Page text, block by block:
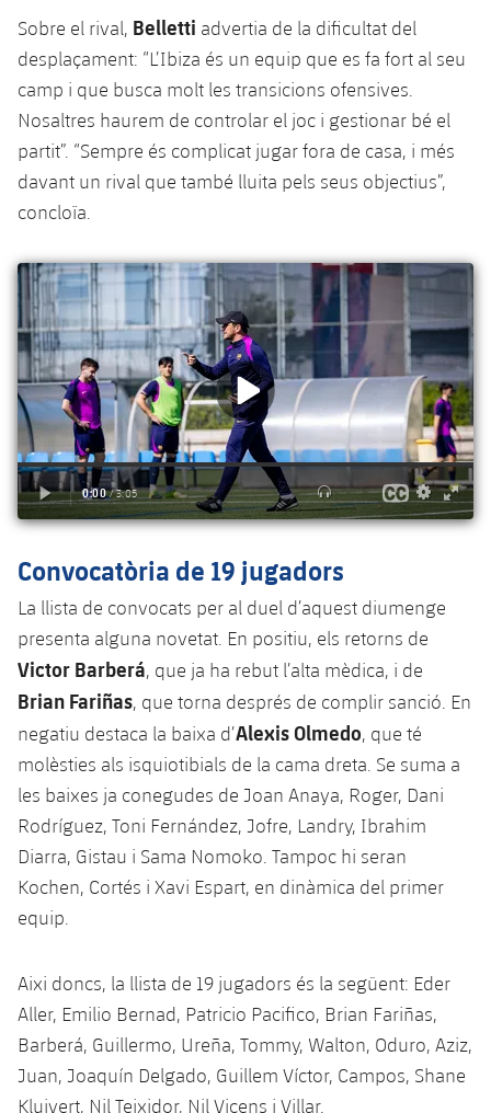
Sobre el rival, Belletti advertia de la dificultat del
desplaçament: “L’Ibiza és un equip que es fa fort al seu
camp i que busca molt les transicions ofensives.
Nosaltres haurem de controlar el joc i gestionar bé el
partit”. “Sempre és complicat jugar fora de casa, i més
davant un rival que també lluita pels seus objectius”,
concloïa.
Convocatòria de 19 jugadors
La llista de convocats per al duel d’aquest diumenge
presenta alguna novetat. En positiu, els retorns de
Victor Barberá, que ja ha rebut l’alta mèdica, i de
Brian Fariñas, que torna després de complir sanció. En
negatiu destaca la baixa d’Alexis Olmedo, que té
molèsties als isquiotibials de la cama dreta. Se suma a
les baixes ja conegudes de Joan Anaya, Roger, Dani
Rodríguez, Toni Fernández, Jofre, Landry, Ibrahim
Diarra, Gistau i Sama Nomoko. Tampoc hi seran
Kochen, Cortés i Xavi Espart, en dinàmica del primer
equip.
Aixi doncs, la llista de 19 jugadors és la següent: Eder
Aller, Emilio Bernad, Patricio Pacifico, Brian Fariñas,
Barberá, Guillermo, Ureña, Tommy, Walton, Oduro, Aziz,
Juan, Joaquín Delgado, Guillem Víctor, Campos, Shane
Kluivert, Nil Teixidor, Nil Vicens i Villar.